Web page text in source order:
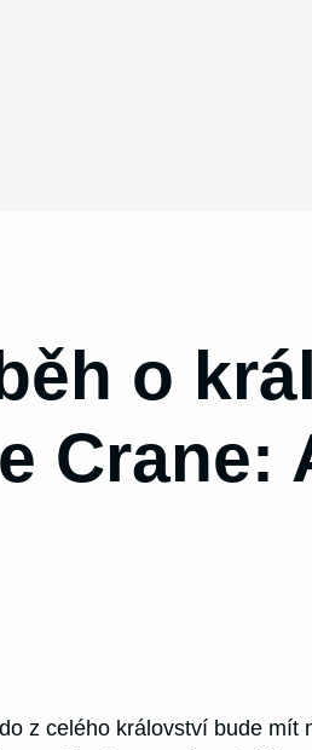
o
Crane:
z celého království bude